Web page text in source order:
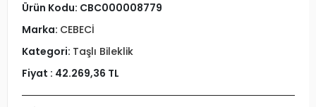
Ürün Kodu: CBC000008779
Marka: CEBECİ
Kategori: Taşlı Bileklik
Fiyat : 42.269,36 TL